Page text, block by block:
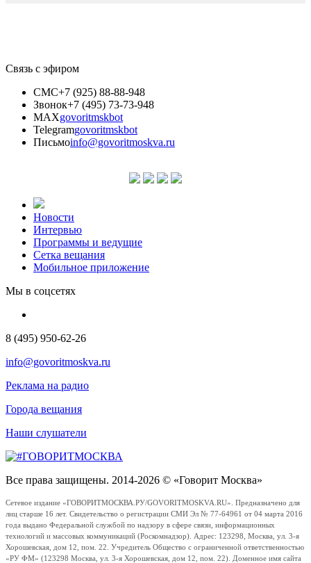
Связь с эфиром
СМС+7 (925) 88-88-948
Звонок+7 (495) 73-73-948
MAXgovoritmskbot
Telegramgovoritmskbot
Письмоinfo@govoritmoskva.ru
Новости
Интервью
Программы и ведущие
Сетка вещания
Мобильное приложение
Мы в соцсетях
8 (495) 950-62-26
info@govoritmoskva.ru
Реклама на радио
Города вещания
Наши слушатели
Все права защищены. 2014-2026 © «Говорит Москва»
Сетевое издание «ГОВОРИТМОСКВА.РУ/GOVORITMOSKVA.RU». Предназначено для
лиц старше 16 лет. Свидетельство о регистрации СМИ Эл № 77-64961 от 04 марта 2016
года выдано Федеральной службой по надзору в сфере связи, информационных
технологий и массовых коммуникаций (Роскомнадзор). Адрес: 123298, Москва, ул. 3-я
Хорошевская, дом 12, пом. 22. Учредитель Общество с ограниченной ответственностью
«РУ ФМ» (123298 Москва, ул. 3-я Хорошевская, дом 12, пом. 22). Доменное имя сайта